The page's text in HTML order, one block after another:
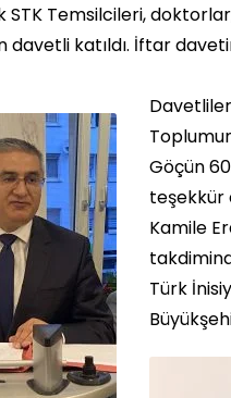
STK Temsilcileri,
katıldı. İftar
Göçün
teşekkür
Kamile
Türk